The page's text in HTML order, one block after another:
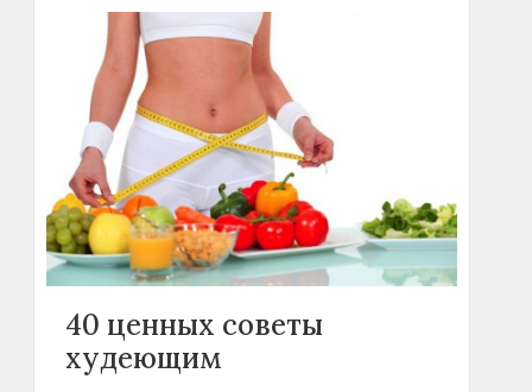
40 ценных советы
худеющим